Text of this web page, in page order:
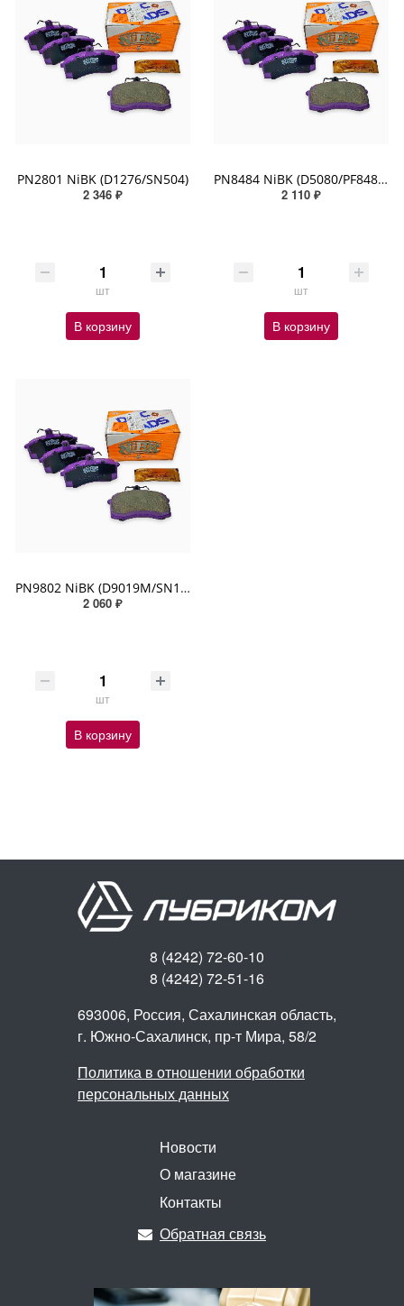
PN2801 NiBK (D1276/SN504)
2 346 ₽
шт
В корзину
PN8484 NiBK (D5080/PF8484/SN852P)
2 110 ₽
шт
В корзину
PN9802 NiBK (D9019M/SN131)
2 060 ₽
шт
В корзину
8 (4242) 72-60-10
8 (4242) 72-51-16
693006, Россия, Сахалинская область,
г. Южно-Сахалинск, пр-т Мира, 58/2
Политика в отношении обработки
персональных данных
Новости
О магазине
Контакты
Обратная связь